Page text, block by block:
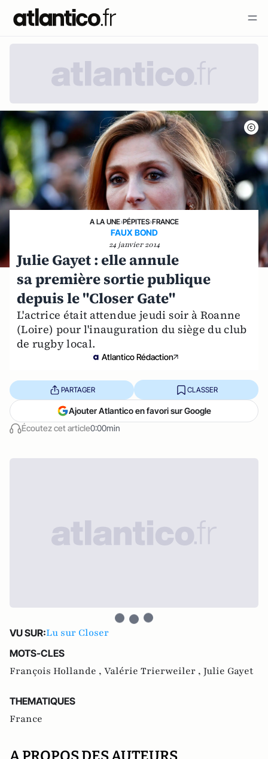
A LA UNE›PÉPITES›FRANCE
FAUX BOND
24 janvier 2014
Julie Gayet : elle annule
sa première sortie publique
depuis le "Closer Gate"
L'actrice était attendue jeudi soir à Roanne
(Loire) pour l'inauguration du siège du club
de rugby local.
Atlantico Rédaction
Écoutez cet article0:00min
PARTAGER CLASSER
Ajouter Atlantico en favori sur Google
VU SUR:Lu sur Closer
MOTS-CLES
François Hollande , Valérie Trierweiler , Julie Gayet
THEMATIQUES
France